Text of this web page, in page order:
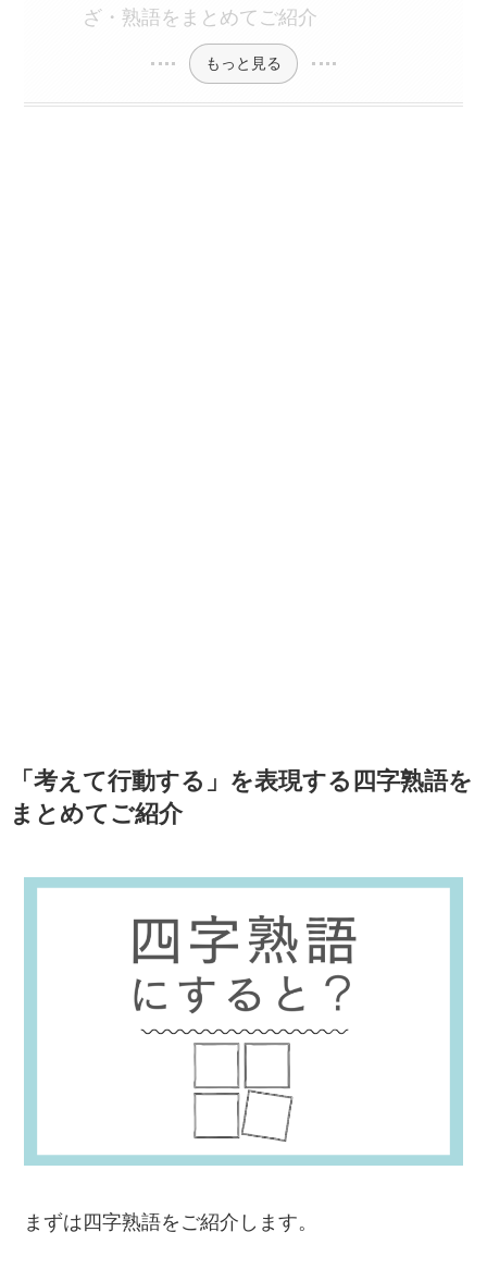
ざ・熟語をまとめてご紹介
もっと見る
「考えて行動する」を表現する四字熟語を
まとめてご紹介
まずは四字熟語をご紹介します。